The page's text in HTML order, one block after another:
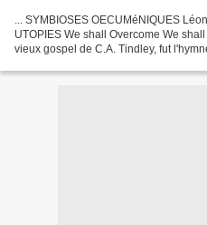
... SYMBIOSES OECUMéNIQUES
UTOPIES We shall Overcome We
vieux gospel de C.A. Tindley, fut